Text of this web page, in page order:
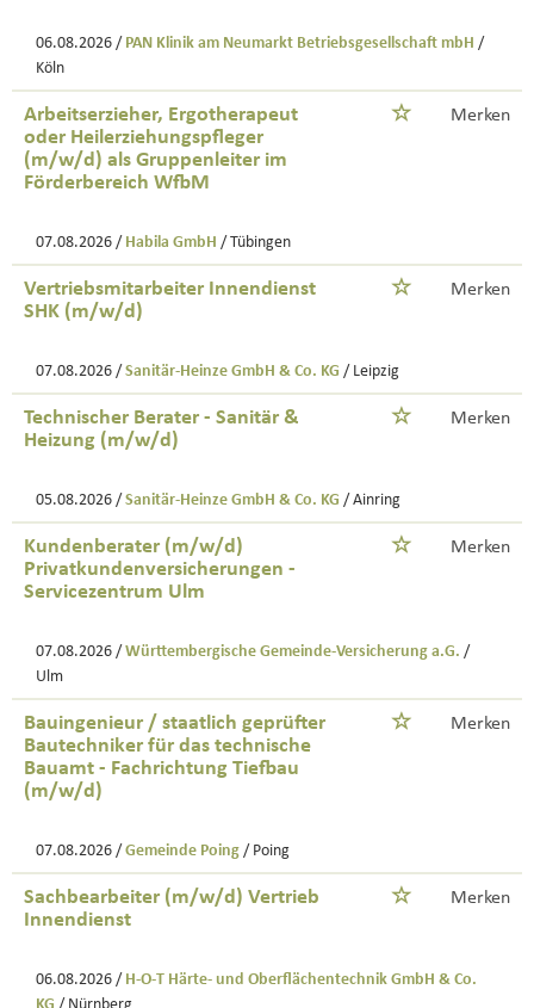
06.08.2026 / PAN Klinik am Neumarkt Betriebsgesellschaft mbH /
Köln
Arbeitserzieher, Ergotherapeut
oder Heilerziehungspfleger
(m/w/d) als Gruppenleiter im
Förderbereich WfbM
Merken
07.08.2026 / Habila GmbH / Tübingen
Vertriebsmitarbeiter Innendienst
SHK (m/w/d)
Merken
07.08.2026 / Sanitär-Heinze GmbH & Co. KG / Leipzig
Technischer Berater - Sanitär &
Heizung (m/w/d)
Merken
05.08.2026 / Sanitär-Heinze GmbH & Co. KG / Ainring
Kundenberater (m/w/d)
Privatkundenversicherungen -
Servicezentrum Ulm
Merken
07.08.2026 / Württembergische Gemeinde-Versicherung a.G. /
Ulm
Bauingenieur / staatlich geprüfter
Bautechniker für das technische
Bauamt - Fachrichtung Tiefbau
(m/w/d)
Merken
07.08.2026 / Gemeinde Poing / Poing
Sachbearbeiter (m/w/d) Vertrieb
Innendienst
Merken
06.08.2026 / H-O-T Härte- und Oberflächentechnik GmbH & Co.